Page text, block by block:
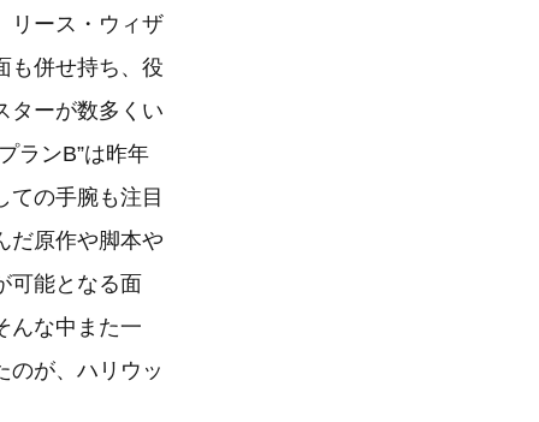
リース・ウィザ
も併せ持ち、役
ターが数多くい
ランB”は昨年
の手腕も注目
だ原作や脚本や
可能となる面
んな中また一
のが、ハリウッ